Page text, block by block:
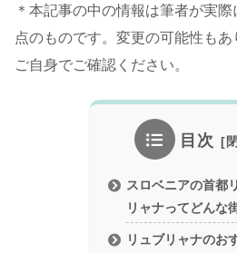
＊本記事の中の情報は筆者が実
点のものです。変更の可能性も
ご自身でご確認ください。
目次
スロベニアの首都
リャナってどんな
リュブリャナのお